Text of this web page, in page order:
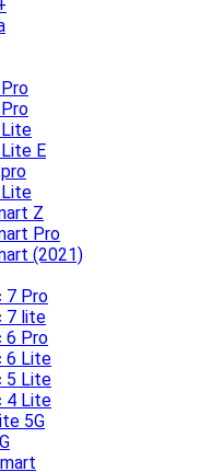
Lite
E
Lite
Z
Pro
(2021)
7 Pro
7 lite
6 Pro
6 Lite
5 Lite
4 Lite
5G